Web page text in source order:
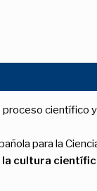
científico
para la
la cultura